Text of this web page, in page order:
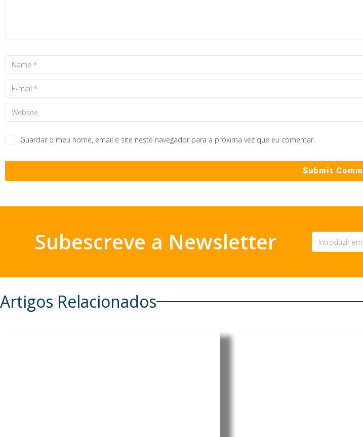
Guardar o meu nome, email e site neste navegador para a próxima vez que eu comentar.
Subescreve a Newsletter
Artigos Relacionados